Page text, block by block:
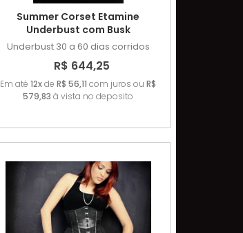
Summer Corset Etamine
Underbust com Busk
Underbust 30 a 60 dias corridos
R$ 644,25
Em até12xdeR$ 56,11 com juros ouR$
579,83 à vista no deposito